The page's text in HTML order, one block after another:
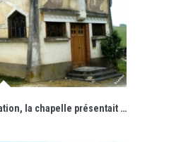
Avant les travaux de réhabilitation, la chapelle présentait de nombreuses dégradations.